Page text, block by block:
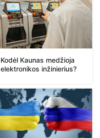
Kodėl Kaunas medžioja
elektronikos inžinierius?